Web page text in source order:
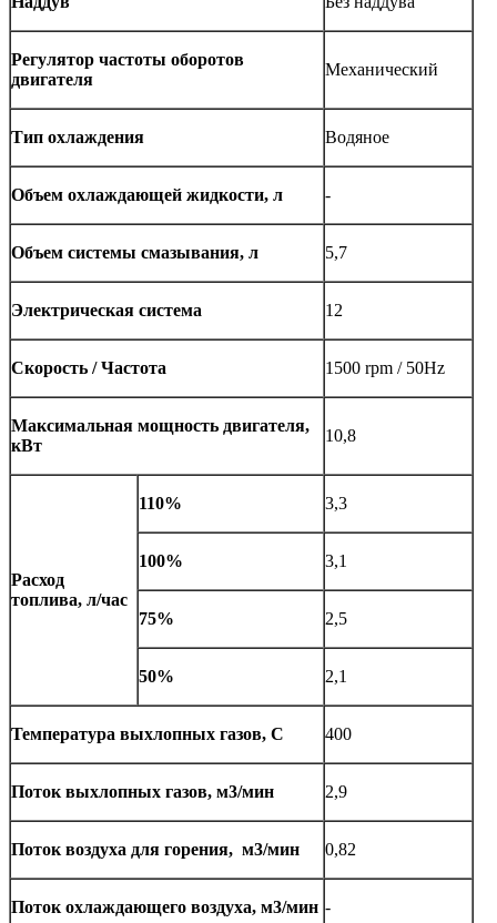
Регулятор частоты оборотов
двигателя
Механический
Тип охлаждения Водяное
Объем охлаждающей жидкости, л -
Объем системы смазывания, л 5,7
Электрическая система 12
Скорость / Частота 1500 rpm / 50Hz
Максимальная мощность двигателя,
кВт
10,8
Расход
топлива, л/час
110% 3,3
100% 3,1
75% 2,5
50% 2,1
Температура выхлопных газов, С 400
Поток выхлопных газов, м3/мин 2,9
Поток воздуха для горения, м3/мин 0,82
Поток охлаждающего воздуха, м3/мин -